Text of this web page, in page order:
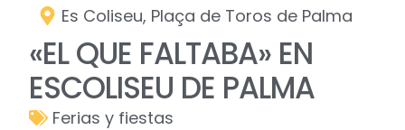
Es Coliseu, Plaça de Toros de Palma
«EL QUE FALTABA» EN
ESCOLISEU DE PALMA
Ferias y fiestas